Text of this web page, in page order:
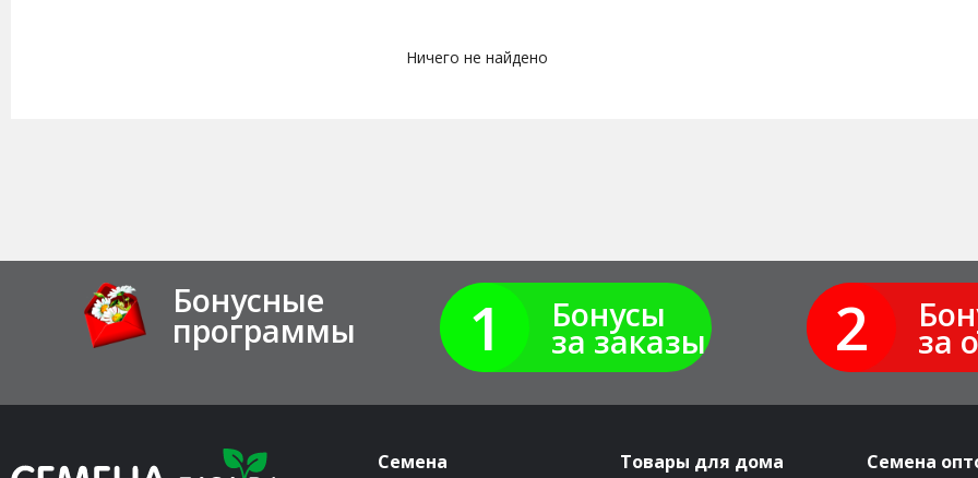
Ничего не найдено
Бонусные
программы 1 Бонусы
за заказы 2 за
Семена Товары для дома
Семена